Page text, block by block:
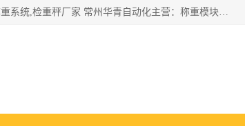
企业环保门禁电子台账系统，称重模块，配料称重系统,称重模块厂家,地磅称重系统,检重秤厂家 常州华青自动化主营：称重模块、无人值守称重系统、配料称重系统、地磅称重系统、检重秤、托利多称重模块等产品。各种称重软件，移动源环保门禁电子台账系统软件。 常州华青自动化系统有限公司7*24的电话支持服务、项目现场开发服务、新功能定制研发服务，产品培训、远程维护，现场安装调试工程等。